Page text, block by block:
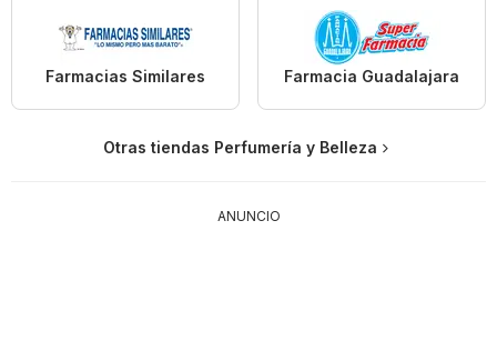
Farmacias Similares Farmacia Guadalajara
Otras tiendas Perfumería y Belleza
ANUNCIO